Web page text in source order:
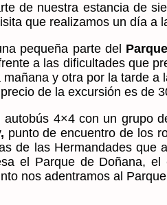
de nuestra estancia de
que realizamos un día
pequeña parte del
a las dificultades que
y otra por la tarde
de la excursión es de
autobús 4×4 con un grupo
punto de encuentro de los
de las Hermandades que
el Parque de Doñana, el
nos adentramos al